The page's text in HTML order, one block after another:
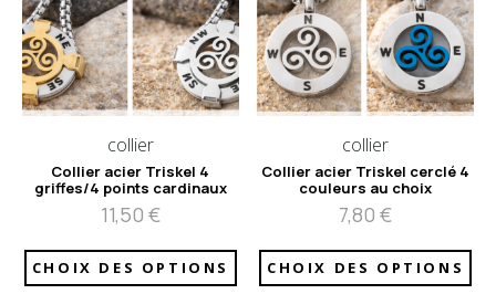
collier
Collier acier Triskel 4
griffes/4 points cardinaux
11,50 €
CHOIX DES OPTIONS
collier
Collier acier Triskel cerclé 4
couleurs au choix
7,80€
CHOIX DES OPTIONS